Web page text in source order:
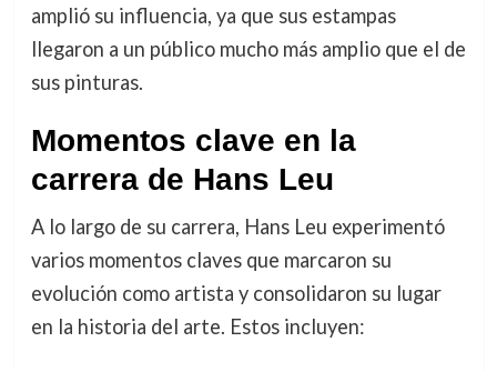
amplió su influencia, ya que sus estampas
llegaron a un público mucho más amplio que el de
sus pinturas.
Momentos clave en la
carrera de Hans Leu
A lo largo de su carrera, Hans Leu experimentó
varios momentos claves que marcaron su
evolución como artista y consolidaron su lugar
en la historia del arte. Estos incluyen: